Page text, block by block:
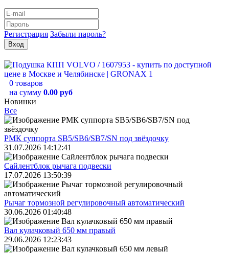
Регистрация Забыли пароль?
0 товаров
на сумму 0.00 руб
Новинки
Все
РМК суппорта SB5/SB6/SB7/SN под звёздочку
31.07.2026 14:12:41
Сайлентблок рычага подвески
17.07.2026 13:50:39
Рычаг тормозной регулировочный автоматический
30.06.2026 01:40:48
Вал кулачковый 650 мм правый
29.06.2026 12:23:43